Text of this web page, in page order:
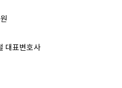
대표변호사